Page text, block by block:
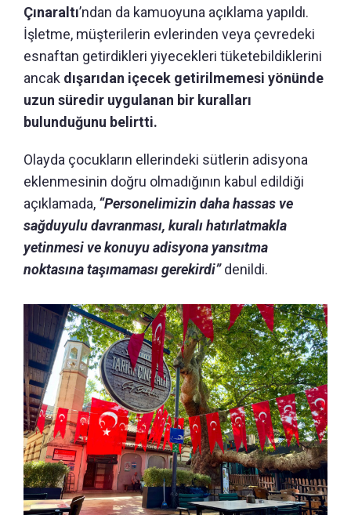
Çınaraltı’ndan da kamuoyuna açıklama yapıldı.
İşletme, müşterilerin evlerinden veya çevredeki
esnaftan getirdikleri yiyecekleri tüketebildiklerini
ancak dışarıdan içecek getirilmemesi yönünde
uzun süredir uygulanan bir kuralları
bulunduğunu belirtti.
Olayda çocukların ellerindeki sütlerin adisyona
eklenmesinin doğru olmadığının kabul edildiği
açıklamada, “Personelimizin daha hassas ve
sağduyulu davranması, kuralı hatırlatmakla
yetinmesi ve konuyu adisyona yansıtma
noktasına taşımaması gerekirdi”denildi.